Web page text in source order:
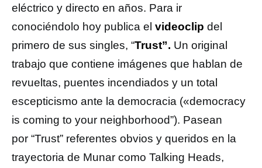
eléctrico y directo en años. Para ir
conociéndolo hoy publica el videoclip del
primero de sus singles, “Trust”. Un original
trabajo que contiene imágenes que hablan de
revueltas, puentes incendiados y un total
escepticismo ante la democracia («democracy
is coming to your neighborhood”). Pasean
por “Trust” referentes obvios y queridos en la
trayectoria de Munar como Talking Heads,